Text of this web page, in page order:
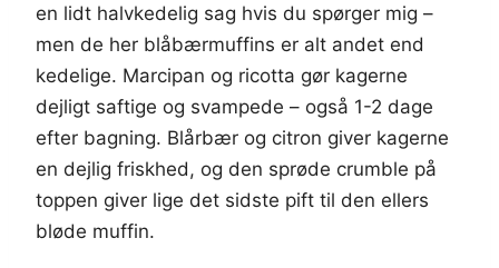
en lidt halvkedelig sag hvis du spørger mig –
men de her blåbærmuffins er alt andet end
kedelige. Marcipan og ricotta gør kagerne
dejligt saftige og svampede – også 1-2 dage
efter bagning. Blårbær og citron giver kagerne
en dejlig friskhed, og den sprøde crumble på
toppen giver lige det sidste pift til den ellers
bløde muffin.